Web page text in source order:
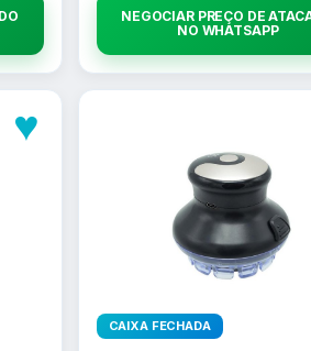
NEGOCIAR PREÇO DE
NO WHATSAPP
♥
CAIXA FECHADA